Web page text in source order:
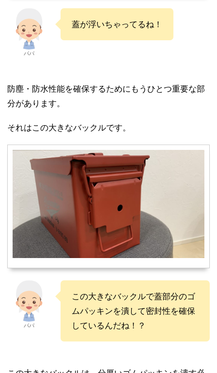
パパ
蓋が浮いちゃってるね！
防塵・防水性能を確保するためにもうひとつ重要な部
分があります。
それはこの大きなバックルです。
パパ
この大きなバックルで蓋部分のゴ
ムパッキンを潰して密封性を確保
しているんだね！？